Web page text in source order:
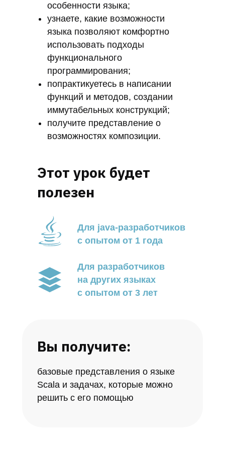
особенности языка;
узнаете, какие возможности
языка позволяют комфортно
использовать подходы
функционального
программирования;
попрактикуетесь в написании
функций и методов, создании
иммутабельных конструкций;
получите представление о
возможностях композиции.
базовые представления о языке
Scala и задачах, которые можно
решить с его помощью
Вы получите:
Этот урок будет
полезен
Для разработчиков
на других языках
с опытом от 3 лет
Для java-разработчиков
с опытом от 1 года